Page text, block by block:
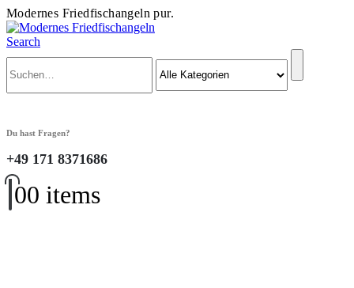
Modernes Friedfischangeln pur.
Search
Du hast Fragen?
+49 171 8371686
00 items